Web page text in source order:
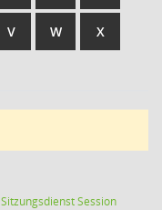
V W X
SitzungsdienstSession(Wird in